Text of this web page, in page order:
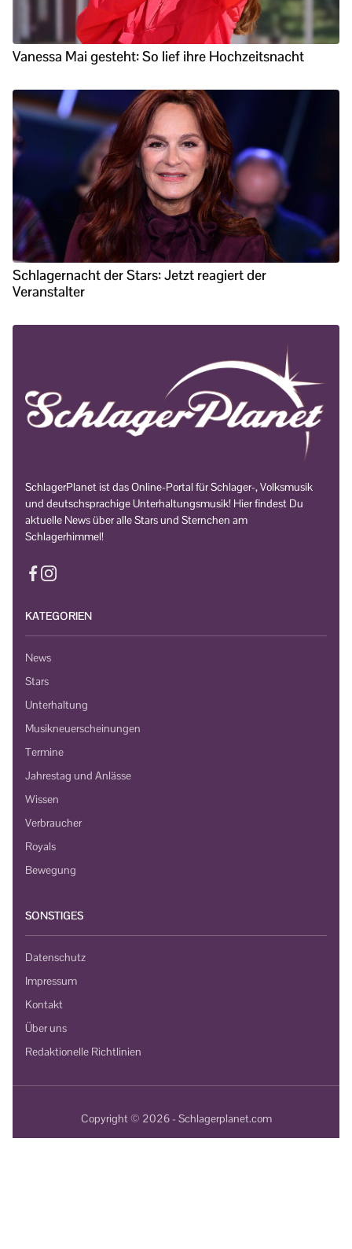
Vanessa Mai gesteht: So lief ihre Hochzeitsnacht
Schlagernacht der Stars: Jetzt reagiert der
Veranstalter
SchlagerPlanet ist das Online-Portal für Schlager-, Volksmusik
und deutschsprachige Unterhaltungsmusik! Hier findest Du
aktuelle News über alle Stars und Sternchen am
Schlagerhimmel!
KATEGORIEN
News
Stars
Unterhaltung
Musikneuerscheinungen
Termine
Jahrestag und Anlässe
Wissen
Verbraucher
Royals
Bewegung
SONSTIGES
Datenschutz
Impressum
Kontakt
Über uns
Redaktionelle Richtlinien
Copyright © 2026 - Schlagerplanet.com